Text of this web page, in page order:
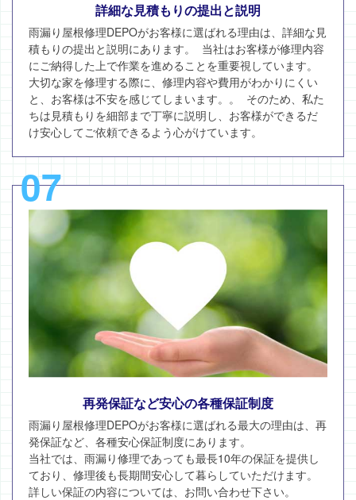
詳細な見積もりの提出と説明
雨漏り屋根修理DEPOがお客様に選ばれる理由は、詳細な見
積もりの提出と説明にあります。 当社はお客様が修理内容
にご納得した上で作業を進めることを重要視しています。
大切な家を修理する際に、修理内容や費用がわかりにくい
と、お客様は不安を感じてしまいます。。 そのため、私た
ちは見積もりを細部まで丁寧に説明し、お客様ができるだ
け安心してご依頼できるよう心がけています。
07
再発保証など安心の各種保証制度
雨漏り屋根修理DEPOがお客様に選ばれる最大の理由は、再
発保証など、各種安心保証制度にあります。
当社では、雨漏り修理であっても最長10年の保証を提供し
ており、修理後も長期間安心して暮らしていただけます。
詳しい保証の内容については、お問い合わせ下さい。